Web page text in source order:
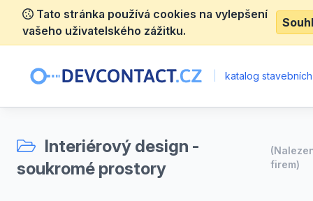
Tato stránka používá cookies na vylepšení
vašeho uživatelského zážitku.
katalog
Interiérový design -
soukromé prostory
firem)